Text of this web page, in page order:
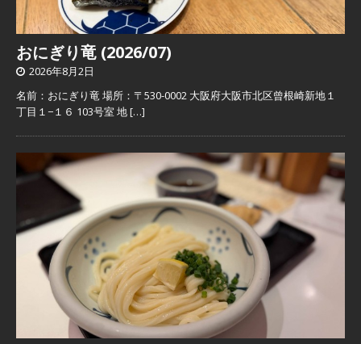
おにぎり竜 (2026/07)
2026年8月2日
名前：おにぎり竜 場所：〒530-0002 大阪府大阪市北区曾根崎新地１
丁目１−１６ 103号室 地[…]